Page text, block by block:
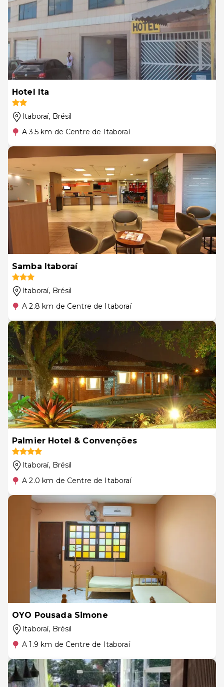
Hotel Ita
Itaboraí, Brésil
A 3.5 km de Centre de Itaboraí
Samba Itaboraí
Itaboraí, Brésil
A 2.8 km de Centre de Itaboraí
Palmier Hotel & Convenções
Itaboraí, Brésil
A 2.0 km de Centre de Itaboraí
OYO Pousada Simone
Itaboraí, Brésil
A 1.9 km de Centre de Itaboraí